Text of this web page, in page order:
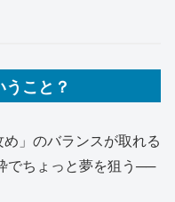
こと？
」のバランスが取れる
でちょっと夢を狙う──